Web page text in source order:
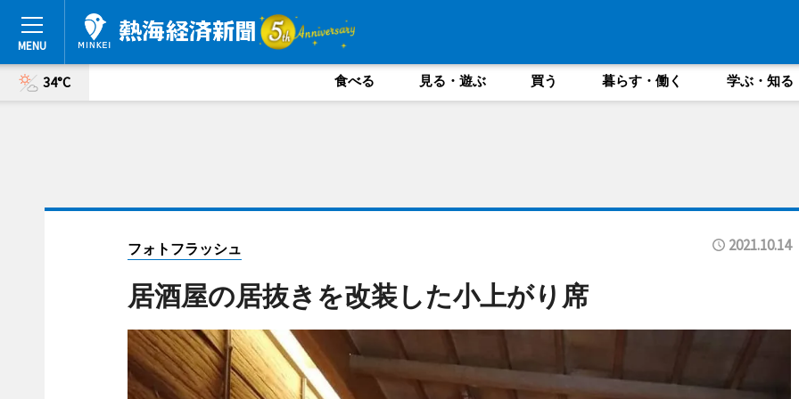
34°C 食べる 見る・遊ぶ 買う 暮らす・働く 学ぶ・知る
フォトフラッシュ 2021.10.14
居酒屋の居抜きを改装した小上がり席